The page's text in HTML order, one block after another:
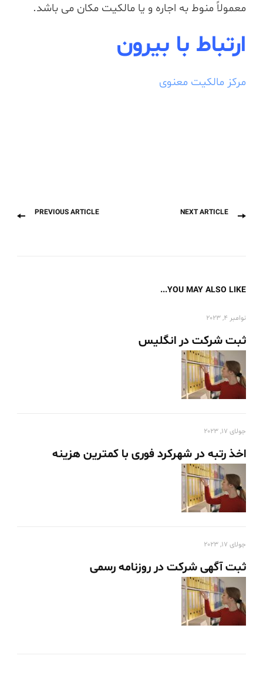
معمولاً منوط به اجاره و یا مالکیت مکان می باشد.
ارتباط با بیرون
مرکز مالکیت معنوی
Post
PREVIOUS ARTICLE
post:
NEXT ARTICLE
Next
YOU MAY ALSO LIKE...
نوامبر 4, 2023
ثبت شرکت در انگلیس
جولای 17, 2023
اخذ رتبه در شهرکرد فوری با کمترین هزینه
جولای 17, 2023
ثبت آگهی شرکت در روزنامه رسمی